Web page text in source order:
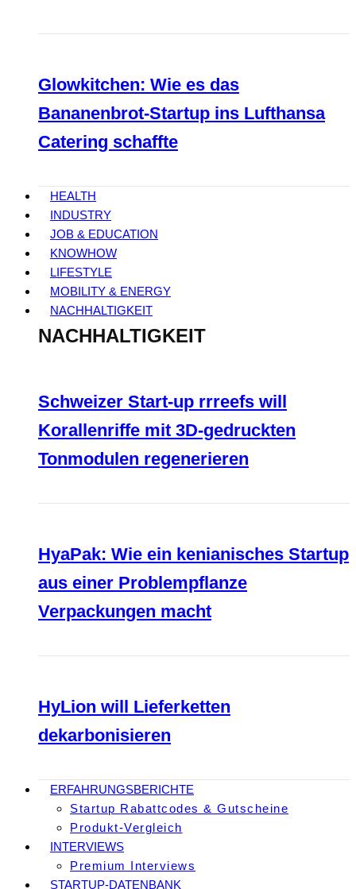
Glowkitchen: Wie es das
Bananenbrot-Startup ins Lufthansa
Catering schaffte
HEALTH
INDUSTRY
JOB & EDUCATION
KNOWHOW
LIFESTYLE
MOBILITY & ENERGY
NACHHALTIGKEIT
NACHHALTIGKEIT
Schweizer Start-up rrreefs will
Korallenriffe mit 3D-gedruckten
Tonmodulen regenerieren
HyaPak: Wie ein kenianisches Startup
aus einer Problempflanze
Verpackungen macht
HyLion will Lieferketten
dekarbonisieren
ERFAHRUNGSBERICHTE
Startup Rabattcodes & Gutscheine
Produkt-Vergleich
INTERVIEWS
Premium Interviews
STARTUP-DATENBANK